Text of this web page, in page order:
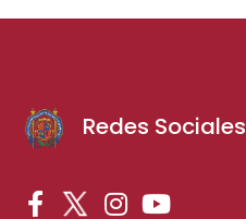
Redes Sociales